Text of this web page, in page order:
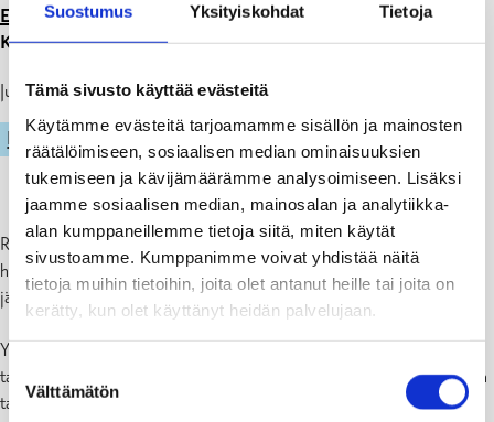
Suostumus Yksityiskohdat Tietoja
Tämä sivusto käyttää evästeitä
Käytämme evästeitä tarjoamamme sisällön ja mainosten
räätälöimiseen, sosiaalisen median ominaisuuksien
tukemiseen ja kävijämäärämme analysoimiseen. Lisäksi
jaamme sosiaalisen median, mainosalan ja analytiikka-
alan kumppaneillemme tietoja siitä, miten käytät
sivustoamme. Kumppanimme voivat yhdistää näitä
tietoja muihin tietoihin, joita olet antanut heille tai joita on
kerätty, kun olet käyttänyt heidän palvelujaan.
valinta
Välttämätön
ETUSIVU>ARTIKKELIT>KAUPUNGIN TILOJEN
KÄYTTÖ SYKSY 2022–KEVÄT 2023
Julkaistu: 13.04.22
LIIKUNTA
Rekisteröidyt yhdistykset, joiden kotipaikka on Raasepori ja jotka
haluavat käyttää kaupungille kuuluvia tiloja toimintoihinsa, voivat
jättää kirjallisen hakemuksen.
Yhdistykset, jotka haluavat vuokrata tilaa suureen kertaluontoiseen
tapahtumaan, on mieluiten jätettävä hakemus kuusi kuukautta ennen
tapahtuman alkua.